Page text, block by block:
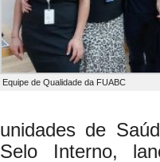
Equipe de Qualidade da FUABC
unidades de
Selo Interno,